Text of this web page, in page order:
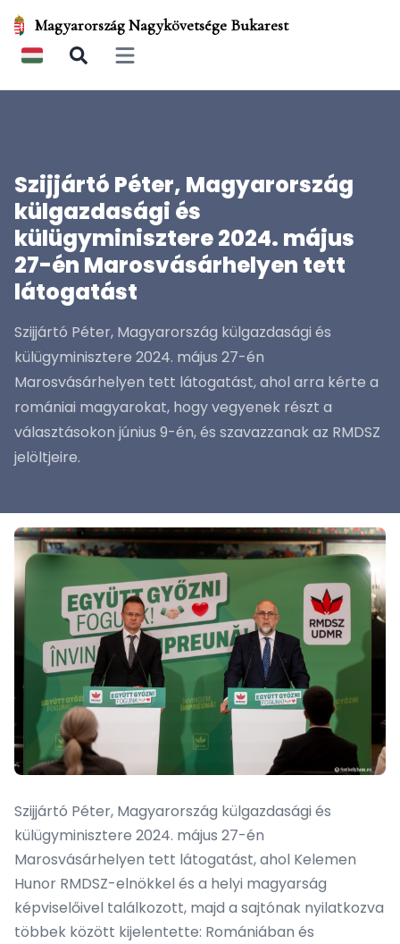
Magyarország Nagykövetsége Bukarest
Open main menu
Szijjártó Péter, Magyarország
külgazdasági és
külügyminisztere 2024. május
27-én Marosvásárhelyen tett
látogatást
Szijjártó Péter, Magyarország külgazdasági és
külügyminisztere 2024. május 27-én
Marosvásárhelyen tett látogatást, ahol arra kérte a
romániai magyarokat, hogy vegyenek részt a
választásokon június 9-én, és szavazzanak az RMDSZ
jelöltjeire.
Szijjártó Péter, Magyarország külgazdasági és
külügyminisztere 2024. május 27-én
Marosvásárhelyen tett látogatást, ahol Kelemen
Hunor RMDSZ-elnökkel és a helyi magyarság
képviselőivel találkozott, majd a sajtónak nyilatkozva
többek között kijelentette: Romániában és